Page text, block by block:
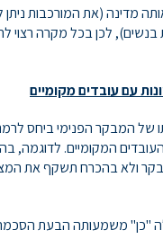
מדינה (את המורכבות
לכן בכל מקרה רצוי
עם עובדים מקומיים
של המבקר הפנימי ביחס
המקומיים. לדוגמה,
ולא בהכרח תשקף את
"כן" משמעותה הבעת